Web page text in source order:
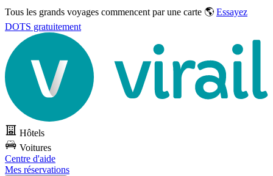
Tous les grands voyages commencent par une carte 🌎 Essayez
DOTS gratuitement
Hôtels
Voitures
Centre d'aide
Mes réservations